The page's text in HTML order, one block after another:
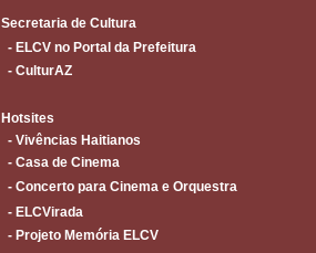
Secretaria de Cultura
- ELCV no Portal da Prefeitura
- CulturAZ
Hotsites
- Vivências Haitianos
- Casa de Cinema
- Concerto para Cinema e Orquestra
- ELCVirada
- Projeto Memória ELCV